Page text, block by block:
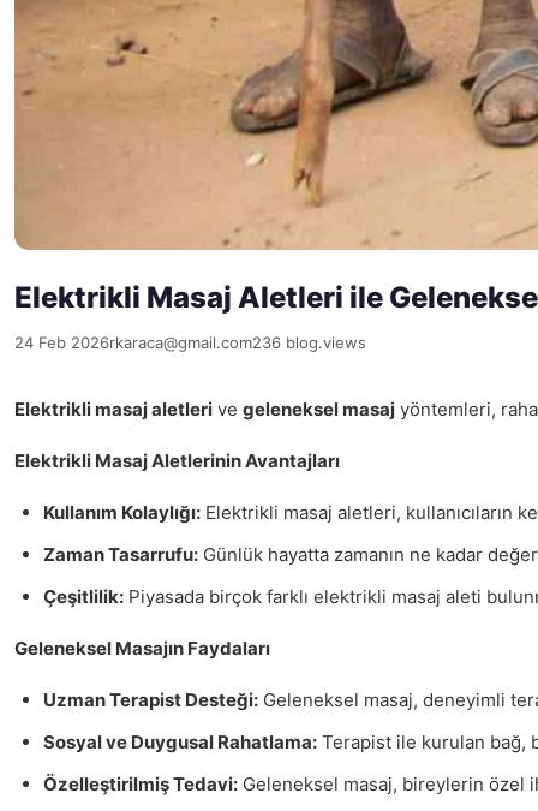
Elektrikli Masaj Aletleri ile
24 Feb 2026rkaraca@gmail.com236 blog.views
Elektrikli masaj aletleri ve geleneksel masaj yöntemleri,
Elektrikli Masaj Aletlerinin Avantajları
Kullanım Kolaylığı: Elektrikli masaj aletleri, kullanıcıların
Zaman Tasarrufu: Günlük hayatta zamanın ne kadar
Çeşitlilik: Piyasada birçok farklı elektrikli masaj aleti
Geleneksel Masajın Faydaları
Uzman Terapist Desteği: Geleneksel masaj, deneyimli
Sosyal ve Duygusal Rahatlama: Terapist ile kurulan bağ,
Özelleştirilmiş Tedavi: Geleneksel masaj, bireylerin özel